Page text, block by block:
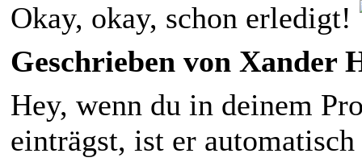
Okay, okay, schon erledigt!
Geschrieben von Xander
Hey, wenn du in deinem
einträgst, ist er